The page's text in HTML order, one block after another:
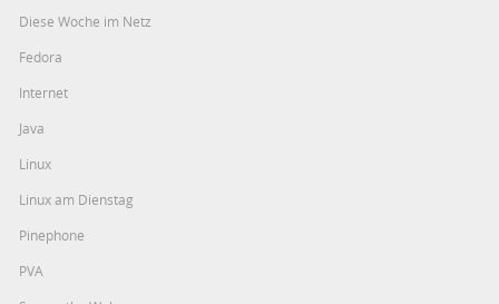
Diese Woche im Netz
Fedora
Internet
Java
Linux
Linux am Dienstag
Pinephone
PVA